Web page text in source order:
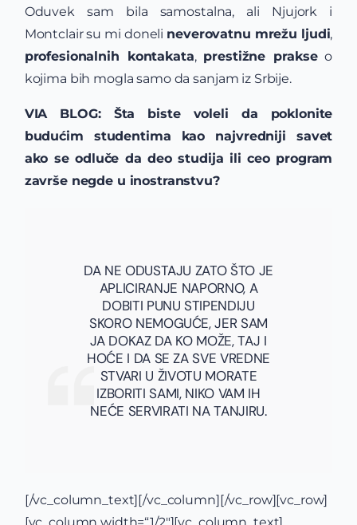
Oduvek sam bila samostalna, ali Njujork i
Montclair su mi doneli neverovatnu mrežu ljudi,
profesionalnih kontakata, prestižne prakseo
kojima bih mogla samo da sanjam iz Srbije.
VIA BLOG: Šta biste voleli da poklonite
budućim studentima kao najvredniji savet
ako se odluče dadeo studija ili ceo program
završe negde u inostranstvu?
DA NE ODUSTAJU ZATO ŠTO JE
APLICIRANJE NAPORNO, A
DOBITI PUNU STIPENDIJU
SKORO NEMOGUĆE, JER SAM
JA DOKAZ DA KO MOŽE, TAJ I
HOĆE I DA SE ZA SVE VREDNE
STVARI U ŽIVOTU MORATE
IZBORITI SAMI, NIKO VAM IH
NEĆE SERVIRATI NA TANJIRU.
[/vc_column_text][/vc_column][/vc_row][vc_row]